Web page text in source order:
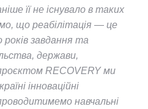
її не існувало в таких
що реабілітація — це
завдання та
держави,
RECOVERY ми
інноваційні
навчальні